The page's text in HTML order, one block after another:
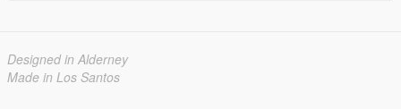
Designed in Alderney
Made in Los Santos